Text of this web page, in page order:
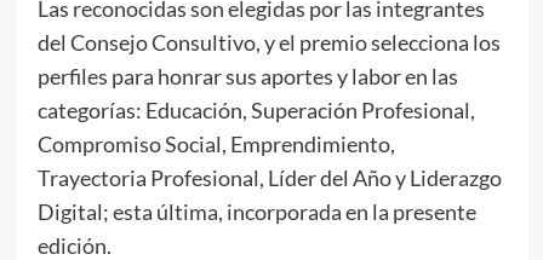
Las reconocidas son elegidas por las integrantes
del Consejo Consultivo, y el premio selecciona los
perfiles para honrar sus aportes y labor en las
categorías: Educación, Superación Profesional,
Compromiso Social, Emprendimiento,
Trayectoria Profesional, Líder del Año y Liderazgo
Digital; esta última, incorporada en la presente
edición.